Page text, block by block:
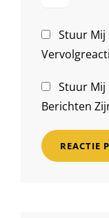
Stuur Mij
Stuur Mij
Berichten